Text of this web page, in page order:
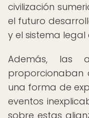
civilización
el futuro
y el sistema
Además, las
proporcionaban
una forma de
eventos
sobre estas